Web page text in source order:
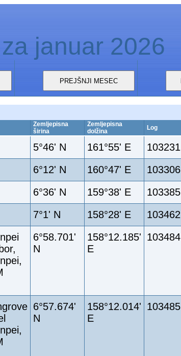
januar 2026
Zemljepisna
širina
Zemljepisna
dolžina
Log
5°46' N 161°55' E
103231
6°12' N 160°47' E
103306
6°36' N 159°38' E
103385
7°1' N 158°28' E
103462
6°58.701'
N
158°12.185'
E
103484
6°57.674'
N
158°12.014'
E
103485